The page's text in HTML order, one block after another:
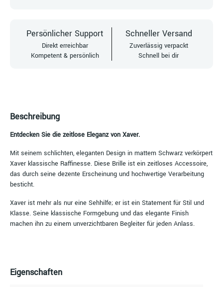
Persönlicher Support
Direkt erreichbar
Kompetent & persönlich
Schneller Versand
Zuverlässig verpackt
Schnell bei dir
Beschreibung
Entdecken Sie die zeitlose Eleganz von Xaver.
Mit seinem schlichten, eleganten Design in mattem Schwarz verkörpert
Xaver klassische Raffinesse. Diese Brille ist ein zeitloses Accessoire,
das durch seine dezente Erscheinung und hochwertige Verarbeitung
besticht.
Xaver ist mehr als nur eine Sehhilfe; er ist ein Statement für Stil und
Klasse. Seine klassische Formgebung und das elegante Finish
machen ihn zu einem unverzichtbaren Begleiter für jeden Anlass.
Eigenschaften